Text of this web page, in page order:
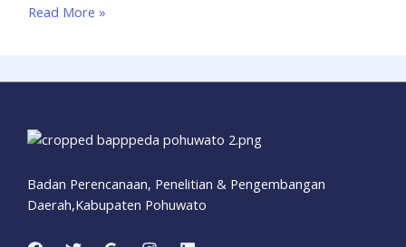
Read More »
Badan Perencanaan, Penelitian & Pengembangan
Daerah,Kabupaten Pohuwato